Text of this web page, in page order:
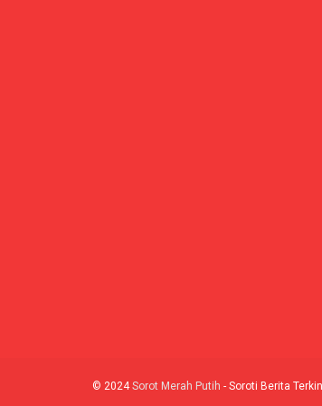
© 2024Sorot Merah Putih - Soroti Berita